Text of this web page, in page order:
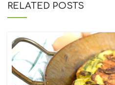
RELATED POSTS